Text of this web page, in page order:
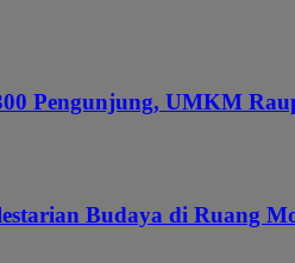
Pengunjung, UMKM
Budaya di Ruang